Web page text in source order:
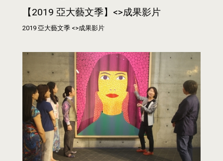
【2019 亞大藝文季】<>成果影片
2019 亞大藝文季 <>成果影片